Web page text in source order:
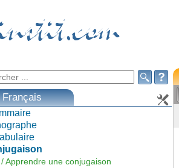
 

Français
/ Apprendre une conjugaison